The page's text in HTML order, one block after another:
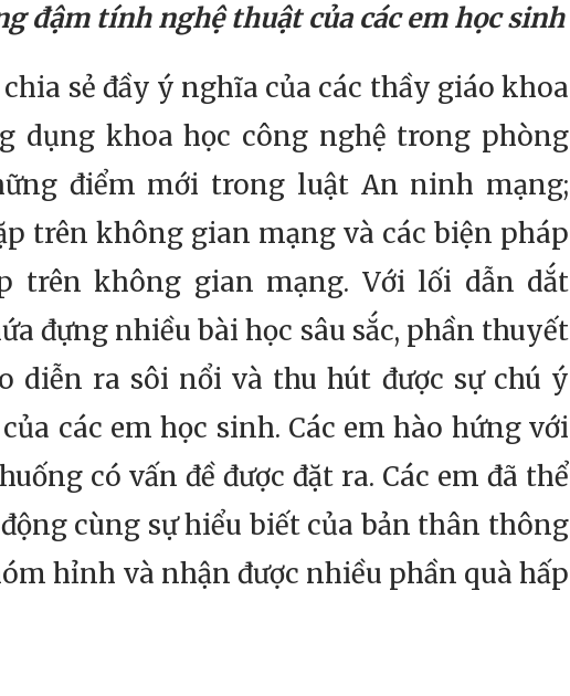
đậm tính nghệ thuật của các em học sinh
sẻ đầy ý nghĩa của các thầy giáo khoa
dụng khoa học công nghệ trong phòng
điểm mới trong luật An ninh mạng;
trên không gian mạng và các biện pháp
trên không gian mạng. Với lối dẫn dắt
đựng nhiều bài học sâu sắc, phần thuyết
diễn ra sôi nổi và thu hút được sự chú ý
các em học sinh. Các em hào hứng với
có vấn đề được đặt ra. Các em đã thể
cùng sự hiểu biết của bản thân thông
hỉnh và nhận được nhiều phần quà hấp